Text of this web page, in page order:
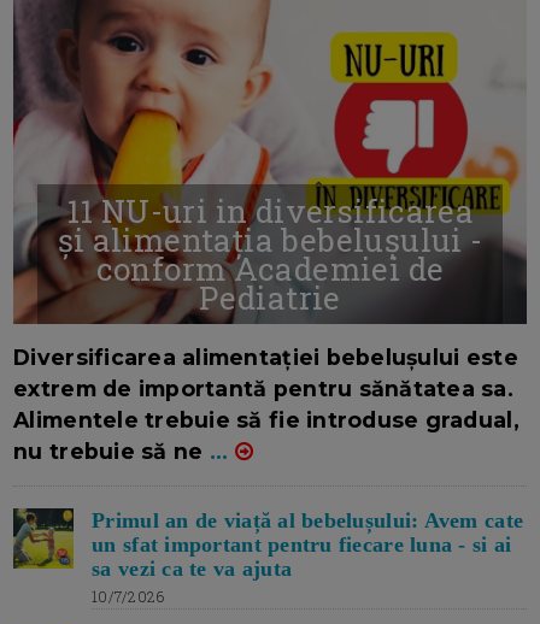
11 NU-uri in diversificarea
și alimentația bebelușului -
conform Academiei de
Pediatrie
Diversificarea alimentației bebelușului este
extrem de importantă pentru sănătatea sa.
Alimentele trebuie să fie introduse gradual,
nu trebuie să ne ...
Primul an de viață al bebelușului: Avem cate
un sfat important pentru fiecare luna - si ai
sa vezi ca te va ajuta
10/7/2026